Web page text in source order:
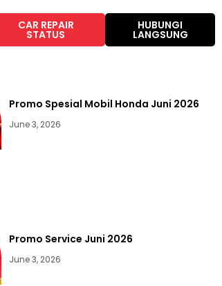
CAR REPAIR
STATUS
HUBUNGI
LANGSUNG
Promo Spesial Mobil Honda Juni 2026
June 3, 2026
Promo Service Juni 2026
June 3, 2026